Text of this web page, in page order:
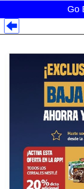
Go
Despliegues
Despliegues
Despliegues